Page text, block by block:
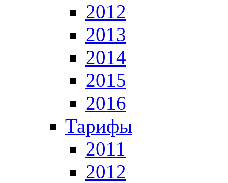
2012
2013
2014
2015
2016
Тарифы
2011
2012